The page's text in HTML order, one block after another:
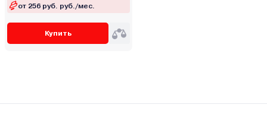
от 256 руб. руб./мес.
Купить